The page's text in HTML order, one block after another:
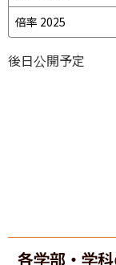
倍率 2025
後日公開予定
各学部・学